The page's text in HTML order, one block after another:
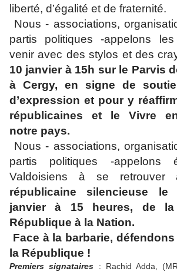
liberté, d’égalité et de fraternité.
Nous - associations,
partis politiques -appelons les
venir avec des stylos et des
10 janvier à 15h sur le Parvis
à Cergy, en signe de
d’expression et pour y
républicaines et le Vivre
notre pays.
Nous - associations,
partis politiques -appelons
Valdoisiens à se
républicaine silencieuse le
janvier à 15 heures, de
République à la Nation.
Face à la barbarie,
la République !
Premiers signataires :
Rachid Adda,